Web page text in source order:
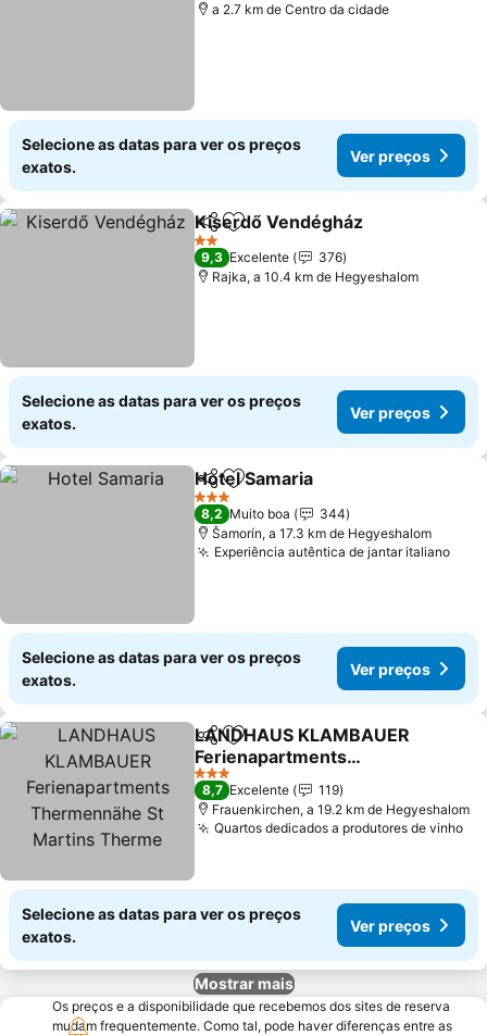
a 2.7 km de Centro da cidade
Selecione as datas para ver os preços
exatos.
Ver preços
PartilharAdicionar aos favoritos
Kiserdő Vendégház
2 Estrelas
9,3 Excelente
376
Rajka, a 10.4 km de Hegyeshalom
Selecione as datas para ver os preços
exatos.
Ver preços
PartilharAdicionar aos favoritos
Hotel Samaria
3 Estrelas
8,2 Muito boa
344
Šamorín, a 17.3 km de Hegyeshalom
Experiência autêntica de jantar italiano
Selecione as datas para ver os preços
exatos.
Ver preços
PartilharAdicionar aos favoritos
LANDHAUS KLAMBAUER
Ferienapartments
Thermennähe St Martins
Therme
3 Estrelas
8,7 Excelente
119
Frauenkirchen, a 19.2 km de Hegyeshalom
Quartos dedicados a produtores de vinho
Selecione as datas para ver os preços
exatos.
Ver preços
Mostrar mais
Os preços e a disponibilidade que recebemos dos sites de reserva
mudam frequentemente. Como tal, pode haver diferenças entre as